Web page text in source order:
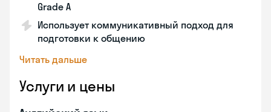
Grade A
Использует коммуникативный подход для
подготовки к общению
Читать дальше
Услуги и цены